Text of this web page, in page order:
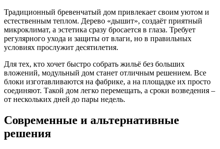
Традиционный бревенчатый дом привлекает своим уютом и
естественным теплом. Дерево «дышит», создаёт приятный
микроклимат, а эстетика сразу бросается в глаза. Требует
регулярного ухода и защиты от влаги, но в правильных
условиях прослужит десятилетия.
Для тех, кто хочет быстро собрать жильё без больших
вложений, модульный дом станет отличным решением. Все
блоки изготавливаются на фабрике, а на площадке их просто
соединяют. Такой дом легко перемещать, а сроки возведения –
от нескольких дней до пары недель.
Современные и альтернативные
решения